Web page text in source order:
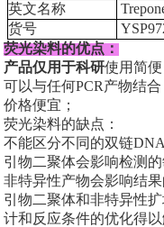
英文名称
货号
荧光染料的优点：
产品仅用于科研使用简
可以与任何PCR产物结合
价格便宜；
荧光染料的缺点：
不能区分不同的双链
引物二聚体会影响检测
非特异性产物会影响结
引物二聚体和非特异性
计和反应条件的优化得